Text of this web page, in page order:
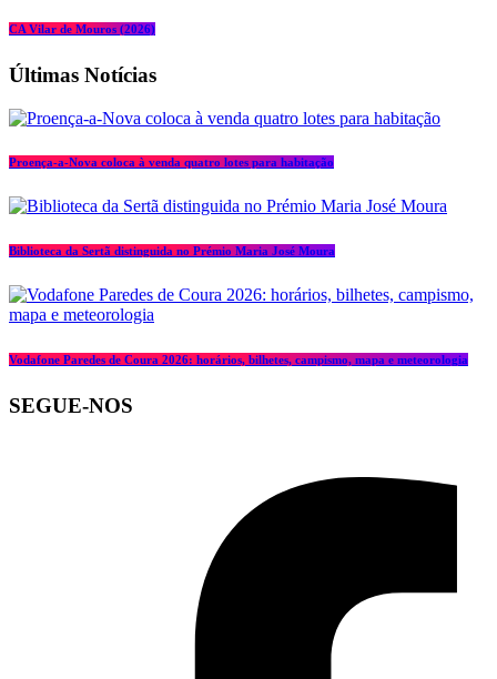
CA Vilar de Mouros (2026)
Últimas Notícias
Proença-a-Nova coloca à venda quatro lotes para habitação
Biblioteca da Sertã distinguida no Prémio Maria José Moura
Vodafone Paredes de Coura 2026: horários, bilhetes, campismo, mapa e meteorologia
SEGUE-NOS